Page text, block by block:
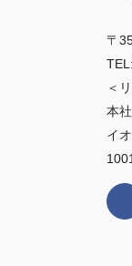
〒
＜
本
イ